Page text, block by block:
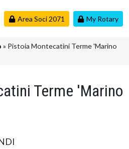
Area Soci 2071 My Rotary
Pistoia Montecatini Terme 'Marino
Terme 'Marino